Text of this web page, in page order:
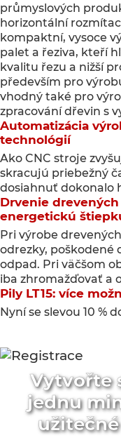
průmyslových
horizontální
kompaktní, vysoce
palet a řeziva, kteří
kvalitu řezu a nižší
především pro
vhodný také pro
zpracování dřevin s
Automatizácia výroby okien a dverí pomocou CNC
technológií
Ako CNC stroje
skracujú priebežný
dosiahnuť dokonalo
Drvenie drevených paliet a dreveného odpadu na
energetickú
Pri výrobe
odrezky, poškodené
odpad. Pri väčšom
iba zhromažďovať a
Pily LT15: více
Nyní se slevou 10 %
Vytvořte
jednu